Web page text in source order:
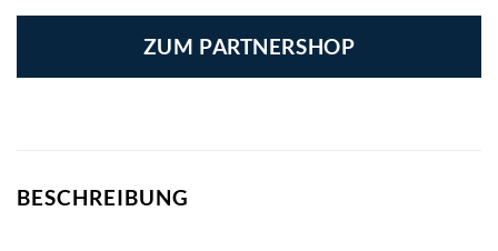
ZUM PARTNERSHOP
BESCHREIBUNG